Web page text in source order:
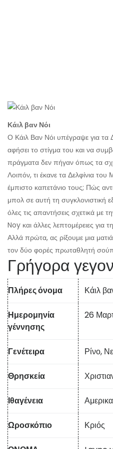
Κάιλ βαν Νόι
Ο Κάιλ Βαν Νόι υπέγραψε για τα
αφήσει το στίγμα του και να
πράγματα δεν πήγαν όπως τα
Λοιπόν, τι έκανε τα Δελφίνια
έμπιστο καπετάνιο τους; Πώς
μπολ σε αυτή τη συγκλονιστική
όλες τις απαντήσεις σχετικά με
Noy και άλλες λεπτομέρειες για
Αλλά πρώτα, ας ρίξουμε μια
τον δύο φορές πρωταθλητή
Γρήγορα
Πλήρες όνομα Κάιλ
Ημερομηνία
γέννησης
26
Γενέτειρα Ρίνο,
Θρησκεία
Ιθαγένεια
Ωροσκόπιο Κριός